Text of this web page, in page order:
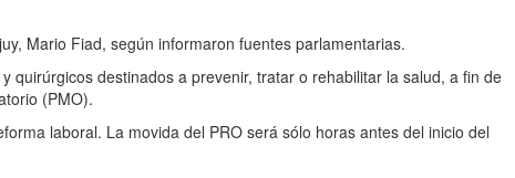
Mario Fiad, según informaron fuentes parlamentarias.
quirúrgicos destinados a prevenir, tratar o rehabilitar la salud, a fin de
(PMO).
laboral. La movida del PRO será sólo horas antes del inicio del